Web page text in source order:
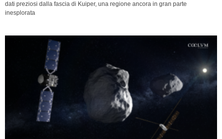
dati preziosi dalla fascia di Kuiper, una regione ancora in gran parte
inesplorata